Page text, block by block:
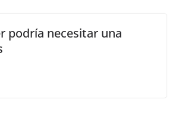
podría necesitar una